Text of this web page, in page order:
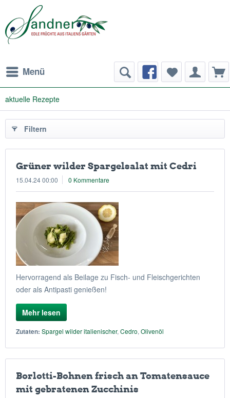
Menü
aktuelle Rezepte
Filtern
Grüner wilder Spargelsalat mit Cedri
15.04.24 00:00 0 Kommentare
Hervorragend als Beilage zu Fisch- und Fleischgerichten
oder als Antipasti genießen!
Mehr lesen
Zutaten: Spargel wilder italienischer, Cedro, Olivenöl
Borlotti-Bohnen frisch an Tomatensauce
mit gebratenen Zucchinis